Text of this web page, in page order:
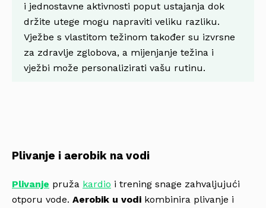
i jednostavne aktivnosti poput ustajanja dok
držite utege mogu napraviti veliku razliku.
Vježbe s vlastitom težinom također su izvrsne
za zdravlje zglobova, a mijenjanje težina i
vježbi može personalizirati vašu rutinu.
Plivanje i aerobik na vodi
Plivanje pruža kardio i trening snage zahvaljujući
otporu vode. Aerobik u vodi kombinira plivanje i